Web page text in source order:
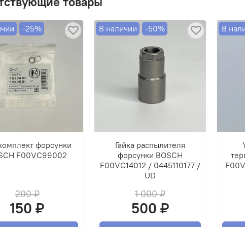
-25%
форсунки
F00VC99002
200 ₽
150 ₽
В наличии -50%
Гайка распылителя
форсунки BOSCH
F00VC14012 / 0445110177 /
UD
1 000 ₽
500 ₽
В